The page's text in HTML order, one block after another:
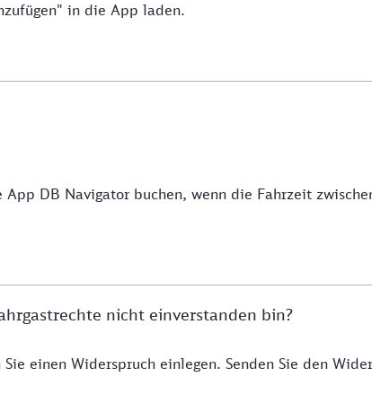
in die App laden.
DB Navigator buchen, wenn die Fahrzeit
nicht einverstanden bin?
einen Widerspruch einlegen. Senden Sie den